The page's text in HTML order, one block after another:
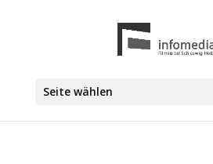
Seite wählen